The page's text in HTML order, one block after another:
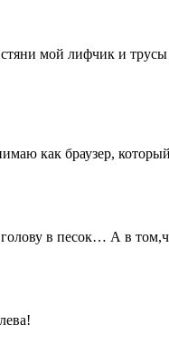
мой лифчик и
как браузер, который
в песок… А в